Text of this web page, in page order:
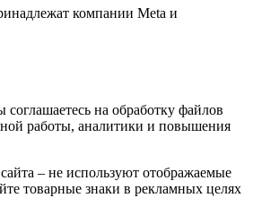
компании Metа и
соглашаетесь на обработку файлов
работы, аналитики и повышения
– не используют отображаемые
товарные знаки в рекламных целях